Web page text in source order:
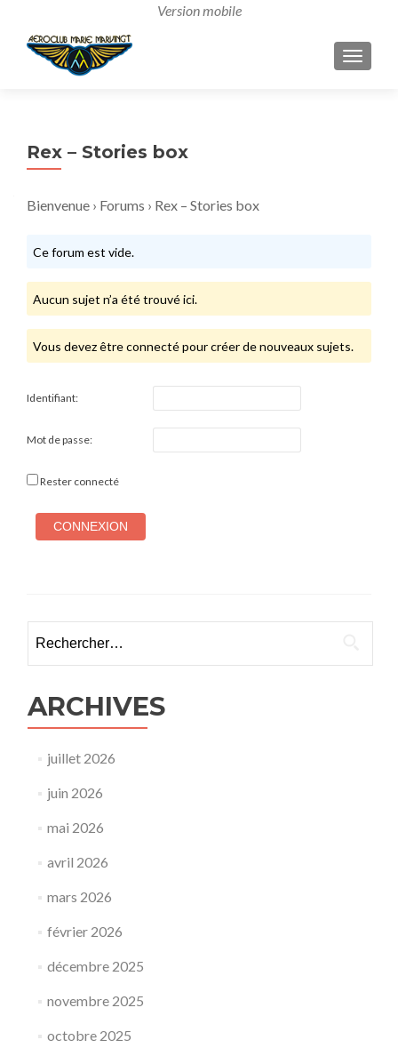
Rex – Stories box
Bienvenue › Forums › Rex – Stories box
Ce forum est vide.
Aucun sujet n’a été trouvé ici.
Vous devez être connecté pour créer de nouveaux sujets.
Identifiant:
Mot de passe:
Rester connecté
CONNEXION
ARCHIVES
juillet 2026
juin 2026
mai 2026
avril 2026
mars 2026
février 2026
décembre 2025
novembre 2025
octobre 2025